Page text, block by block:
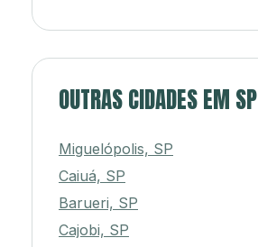
OUTRAS CIDADES EM SP
Miguelópolis, SP
Caiuá, SP
Barueri, SP
Cajobi, SP